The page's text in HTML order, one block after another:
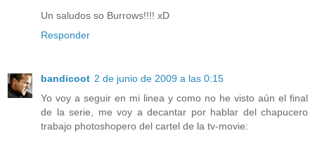
Un saludos so Burrows!!!! xD
Responder
bandicoot 2 de junio de 2009 a las 0:15
Yo voy a seguir en mi linea y como no he visto aún el final
de la serie, me voy a decantar por hablar del chapucero
trabajo photoshopero del cartel de la tv-movie: